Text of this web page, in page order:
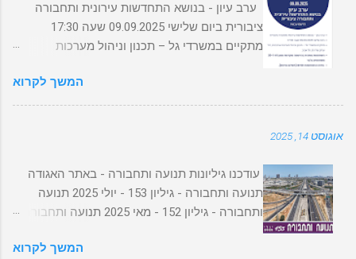
ערב עיון - בנושא התחדשות עירונית ותחבורה
ציבורית ביום שלישי 09.09.2025 שעה 17:30
מתקיים במשרדי גל – תכנון וניהול מערכות
מותנית בהרשמה מוקדמת ומוגבלת ל-20
משתתפים בלבד עלות ההשתתפות: 50 ₪ (תשלום
המשך לקרוא
אוגוסט 14, 2025
עודכנו גיליונות תנועה ותחבורה - באתר האגודה
תנועה ותחבורה - גיליון 153 - יולי 2025 תנועה
ותחבורה - גיליון 152 - מאי 2025 תנועה ותחבורה -
150 - ספטמבר 2024 תנועה ותחבורה - גיליון 149-
המשך לקרוא